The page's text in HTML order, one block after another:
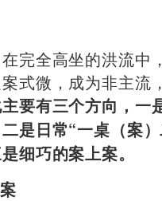
完全高坐的洪流中
式微，成为非主流
要有三个方向，一
是日常“一桌（案
细巧的案上案。